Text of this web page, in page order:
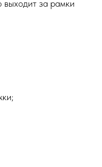
выходит за рамки